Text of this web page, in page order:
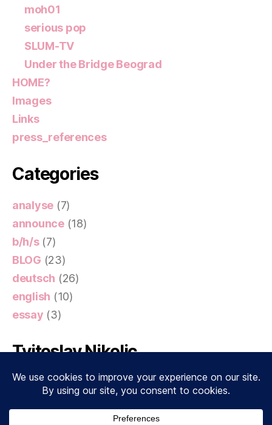
moh01
serious pop
SLUM-TV
Under the Bridge Beograd
HOME?
Images
Links
press_references
Categories
analyse (7)
announce(18)
b/h/s(7)
BLOG (23)
deutsch (26)
english (10)
essay (3)
Tvitoslav Nikolic
My Tweets